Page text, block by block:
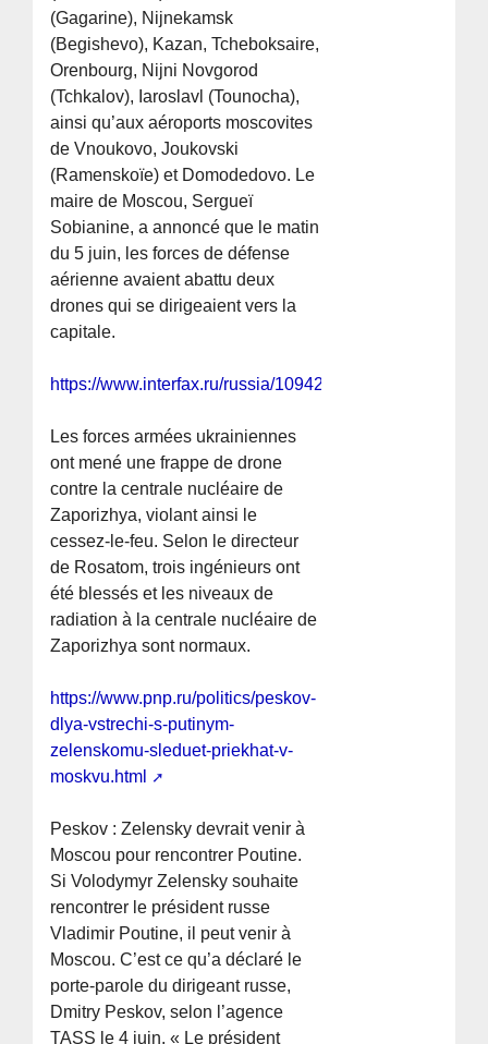
(Gagarine), Nijnekamsk
(Begishevo), Kazan, Tcheboksaire,
Orenbourg, Nijni Novgorod
(Tchkalov), Iaroslavl (Tounocha),
ainsi qu’aux aéroports moscovites
de Vnoukovo, Joukovski
(Ramenskoïe) et Domodedovo. Le
maire de Moscou, Sergueï
Sobianine, a annoncé que le matin
du 5 juin, les forces de défense
aérienne avaient abattu deux
drones qui se dirigeaient vers la
capitale.
https://www.interfax.ru/russia/1094282
Les forces armées ukrainiennes
ont mené une frappe de drone
contre la centrale nucléaire de
Zaporizhya, violant ainsi le
cessez-le-feu. Selon le directeur
de Rosatom, trois ingénieurs ont
été blessés et les niveaux de
radiation à la centrale nucléaire de
Zaporizhya sont normaux.
https://www.pnp.ru/politics/peskov-
dlya-vstrechi-s-putinym-
zelenskomu-sleduet-priekhat-v-
moskvu.html
Peskov : Zelensky devrait venir à
Moscou pour rencontrer Poutine.
Si Volodymyr Zelensky souhaite
rencontrer le président russe
Vladimir Poutine, il peut venir à
Moscou. C’est ce qu’a déclaré le
porte-parole du dirigeant russe,
Dmitry Peskov, selon l’agence
TASS le 4 juin. « Le président